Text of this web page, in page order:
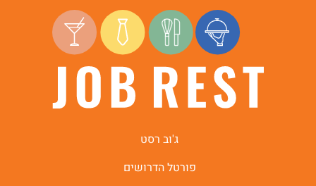
ג'וב רסט
פורטל הדרושים